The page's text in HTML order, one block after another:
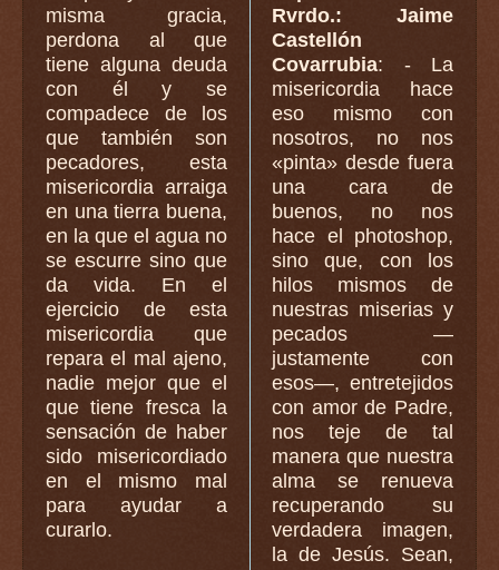
misma gracia,
perdona al que
tiene alguna deuda
con él y se
compadece de los
que también son
pecadores, esta
misericordia arraiga
en una tierra buena,
en la que el agua no
se escurre sino que
da vida. En el
ejercicio de esta
misericordia que
repara el mal ajeno,
nadie mejor que el
que tiene fresca la
sensación de haber
sido misericordiado
en el mismo mal
para ayudar a
curarlo.
Rvrdo.: Jaime
Castellón
Covarrubia: - La
misericordia hace
eso mismo con
nosotros, no nos
«pinta» desde fuera
una cara de
buenos, no nos
hace el photoshop,
sino que, con los
hilos mismos de
nuestras miserias y
pecados —
justamente con
esos—, entretejidos
con amor de Padre,
nos teje de tal
manera que nuestra
alma se renueva
recuperando su
verdadera imagen,
la de Jesús. Sean,